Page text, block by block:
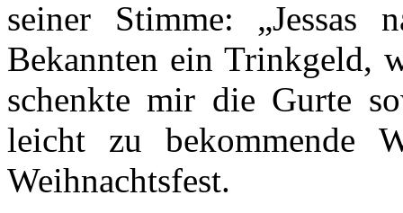
seiner Stimme:
Bekannten ein Trinkgeld,
schenkte mir die Gurte
leicht zu bekommende
Weihnachtsfest.